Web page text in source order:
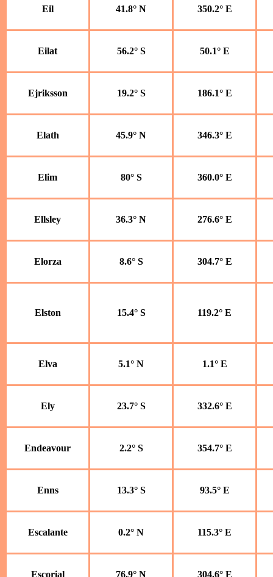
Eil 41.8° N 350.2° E
Eilat 56.2° S 50.1° E
Ejriksson 19.2° S 186.1° E
Elath 45.9° N 346.3° E
Elim 80° S 360.0° E
Ellsley 36.3° N 276.6° E
Elorza 8.6° S 304.7° E
Elston 15.4° S 119.2° E
Elva 5.1° N 1.1° E
Ely 23.7° S 332.6° E
Endeavour 2.2° S 354.7° E
Enns 13.3° S 93.5° E
Escalante 0.2° N 115.3° E
Escorial 76.9° N 304.6° E